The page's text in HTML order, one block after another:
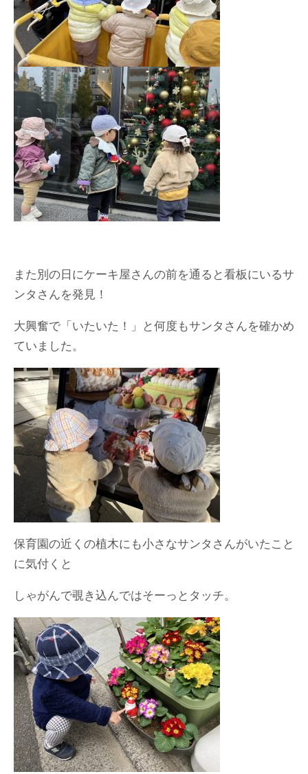
また別の日にケーキ屋さんの前を通ると看板にいるサ
ンタさんを発見！
大興奮で「いたいた！」と何度もサンタさんを確かめ
ていました。
保育園の近くの植木にも小さなサンタさんがいたこと
に気付くと
しゃがんで覗き込んではそーっとタッチ。